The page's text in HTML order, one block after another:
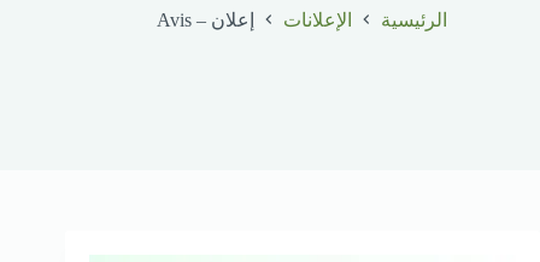
الرئيسية الإعلانات إعلان – Avis